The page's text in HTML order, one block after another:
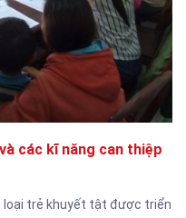
các kĩ năng can thiệp
loại trẻ khuyết tật được triển